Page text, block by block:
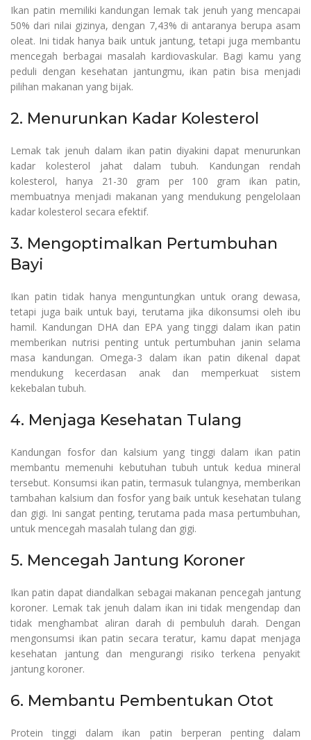
Ikan patin memiliki kandungan lemak tak jenuh yang mencapai
50% dari nilai gizinya, dengan 7,43% di antaranya berupa asam
oleat. Ini tidak hanya baik untuk jantung, tetapi juga membantu
mencegah berbagai masalah kardiovaskular. Bagi kamu yang
peduli dengan kesehatan jantungmu, ikan patin bisa menjadi
pilihan makanan yang bijak.
2. Menurunkan Kadar Kolesterol
Lemak tak jenuh dalam ikan patin diyakini dapat menurunkan
kadar kolesterol jahat dalam tubuh. Kandungan rendah
kolesterol, hanya 21-30 gram per 100 gram ikan patin,
membuatnya menjadi makanan yang mendukung pengelolaan
kadar kolesterol secara efektif.
3. Mengoptimalkan Pertumbuhan
Bayi
Ikan patin tidak hanya menguntungkan untuk orang dewasa,
tetapi juga baik untuk bayi, terutama jika dikonsumsi oleh ibu
hamil. Kandungan DHA dan EPA yang tinggi dalam ikan patin
memberikan nutrisi penting untuk pertumbuhan janin selama
masa kandungan. Omega-3 dalam ikan patin dikenal dapat
mendukung kecerdasan anak dan memperkuat sistem
kekebalan tubuh.
4. Menjaga Kesehatan Tulang
Kandungan fosfor dan kalsium yang tinggi dalam ikan patin
membantu memenuhi kebutuhan tubuh untuk kedua mineral
tersebut. Konsumsi ikan patin, termasuk tulangnya, memberikan
tambahan kalsium dan fosfor yang baik untuk kesehatan tulang
dan gigi. Ini sangat penting, terutama pada masa pertumbuhan,
untuk mencegah masalah tulang dan gigi.
5. Mencegah Jantung Koroner
Ikan patin dapat diandalkan sebagai makanan pencegah jantung
koroner. Lemak tak jenuh dalam ikan ini tidak mengendap dan
tidak menghambat aliran darah di pembuluh darah. Dengan
mengonsumsi ikan patin secara teratur, kamu dapat menjaga
kesehatan jantung dan mengurangi risiko terkena penyakit
jantung koroner.
6. Membantu Pembentukan Otot
Protein tinggi dalam ikan patin berperan penting dalam